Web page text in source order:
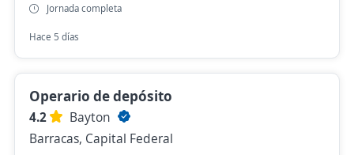
Jornada completa
Hace 5 días
Operario de depósito
4.2
Bayton
Barracas, Capital Federal